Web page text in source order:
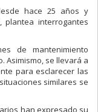
hace 25 años y
plantea interrogantes
de mantenimiento
Asimismo, se llevará a
para esclarecer las
similares se
han expresado su